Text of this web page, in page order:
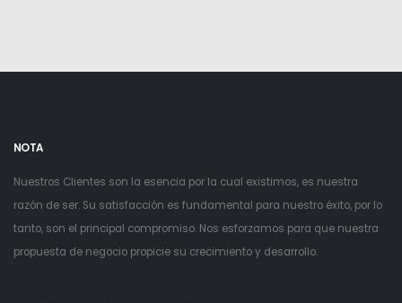
NOTA
Nuestros Clientes son la esencia por la cual existimos, es nuestra
razón de ser. Su satisfacción es fundamental para nuestro éxito, por lo
tanto, son el principal compromiso. Nos esforzamos para que nuestra
propuesta de negocio propicie su crecimiento y desarrollo.